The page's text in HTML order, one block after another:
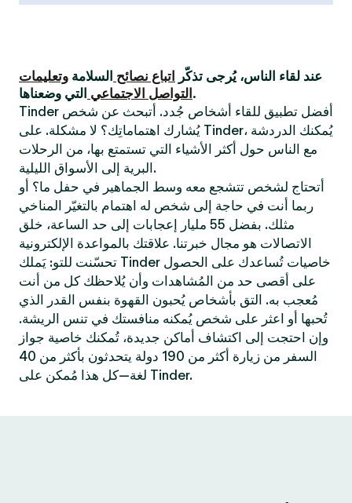
عند لقاء الناس، يُرجى تذكّر اتباع نصائح السلامة وتعليمات
التواصل الاجتماعي التي وضعناها.
Tinder أفضل تطبيق للقاء أشخاص جُدد. أتبحث عن شخص
يُشارك اهتماماتِك؟ لا مشكلة. على Tinder، يُمكنك الدردشة
مع الناس حول أكثر الأشياء التي تستمتع بها، من الرحلات
البرية إلى الأسواق الليلية.
أتحتاج لشخص تتشجع معه وسط الجماهير في حفل ما؟ أو
ربما أنت في حاجة إلى شخص له اهتمام بالتغيّر المناخي
مثلك. بفضل 55 مليار إعجابات إلى حد الساعة، خلق
الاتصالات هو مجال خبرتنا. علاقتك بالمواعدة الإلكترونية
تحسّنت للتو: يَملك Tinder خاصيات تُساعدك على الحصول
على أقصى حد من المُشاهدات وأن يُلاحظك كل من أنت
مُعجب به. التق بأشخاص يُحبون القهوة بنفس القدر الذي
تُحبها أو اعثر على شخص يُمكنه منافستك في تنس الريشة.
وإن احتجت إلى اكتشاف أماكن جديدة، تُمكنك خاصية جواز
السفر من زيارة أكثر من 190 دولة يتحدثون بأكثر من 40
لغة—كل هذا مُمكن على Tinder.